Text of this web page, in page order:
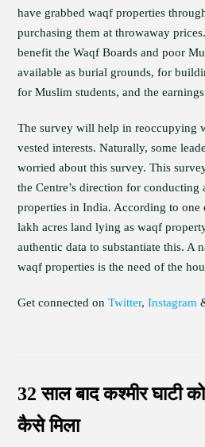
have grabbed waqf properties
purchasing them at throwaway
benefit the Waqf Boards and poor
available as burial grounds, for
for Muslim students, and the
The survey will help in reoccupying
vested interests. Naturally, some
worried about this survey. This
the Centre’s direction for
properties in India. According to one
lakh acres land lying as waqf
authentic data to substantiate this. A
waqf properties is the need of the
Get connected onTwitter,Instagram
32 साल बाद कश्मीर घाटी
कैसे मिला